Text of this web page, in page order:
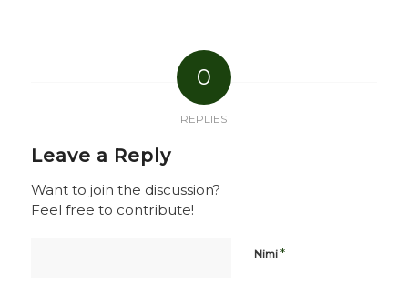
0
REPLIES
Leave a Reply
Want to join the discussion?
Feel free to contribute!
Nimi *